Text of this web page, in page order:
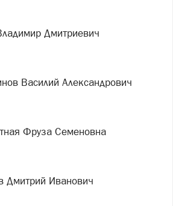
Дмитриевич
Василий Александрович
Фруза Семеновна
Дмитрий Иванович